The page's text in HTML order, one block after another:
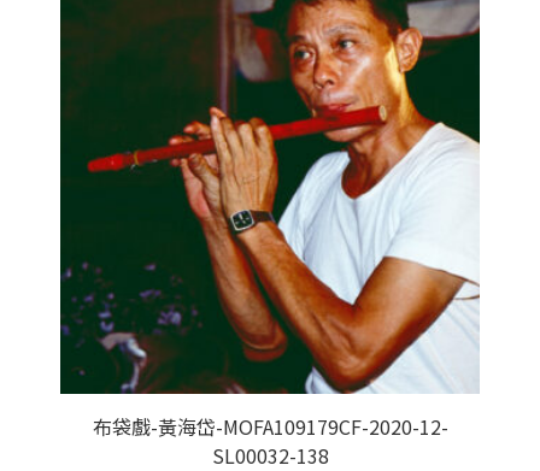
布袋戲-黃海岱-MOFA109179CF-2020-12-
SL00032-138